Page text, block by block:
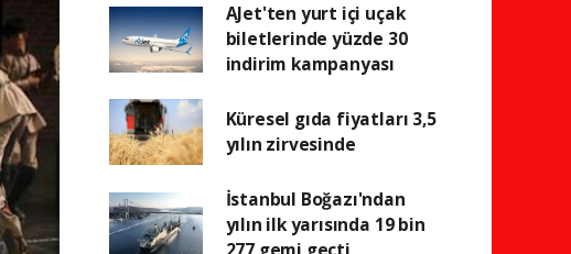
AJet'ten yurt içi uçak
biletlerinde yüzde 30
indirim kampanyası
Küresel gıda fiyatları 3,5
yılın zirvesinde
İstanbul Boğazı'ndan
yılın ilk yarısında 19 bin